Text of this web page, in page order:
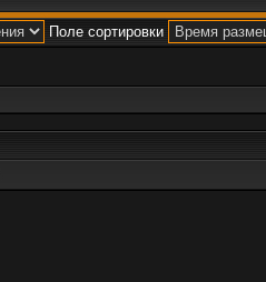
Поле сортировки